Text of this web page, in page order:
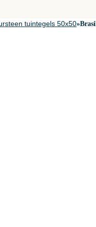
tuintegels 50x50»